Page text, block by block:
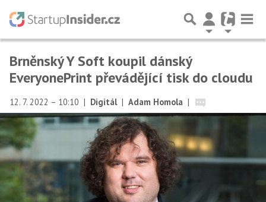
Brněnský Y Soft koupil dánský
EveryonePrint převádějící tisk do cloudu
12. 7. 2022 – 10:10 | Digitál | Adam Homola |